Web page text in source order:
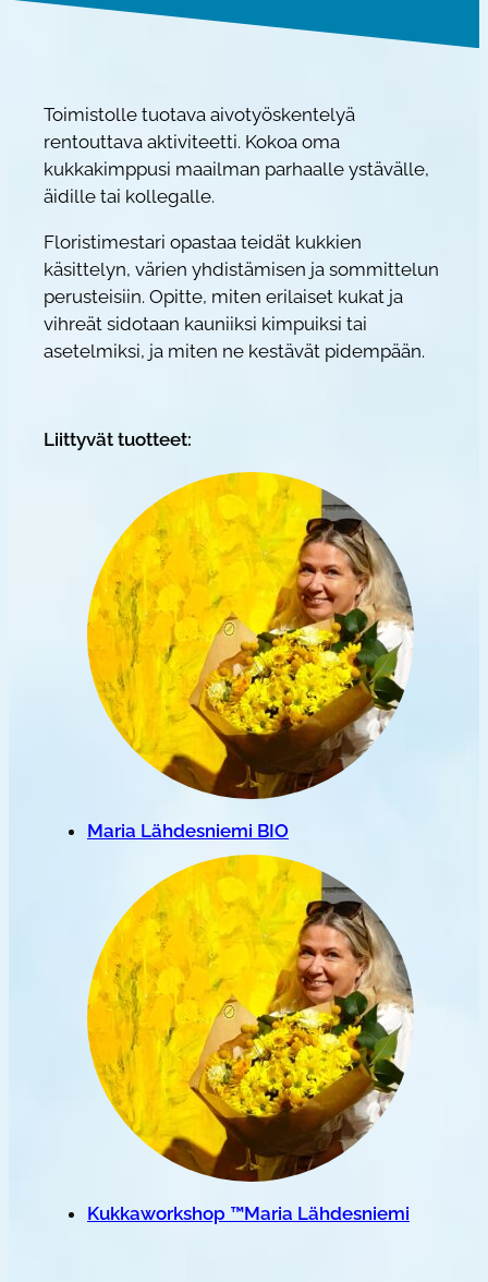
Toimistolle tuotava aivotyöskentelyä
rentouttava aktiviteetti. Kokoa oma
kukkakimppusi maailman parhaalle ystävälle,
äidille tai kollegalle.
Floristimestari opastaa teidät kukkien
käsittelyn, värien yhdistämisen ja sommittelun
perusteisiin. Opitte, miten erilaiset kukat ja
vihreät sidotaan kauniiksi kimpuiksi tai
asetelmiksi, ja miten ne kestävät pidempään.
Liittyvät tuotteet:
Maria Lähdesniemi BIO
Kukkaworkshop ™Maria Lähdesniemi